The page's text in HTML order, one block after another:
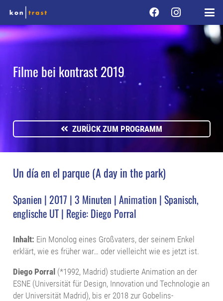
Filme bei kontrast 2019
ZURÜCK ZUM PROGRAMM
Un día en el parque (A day in the park)
Spanien | 2017 | 3 Minuten | Animation | Spanisch,
englische UT | Regie: Diego Porral
Inhalt: Ein Monolog eines Großvaters, der seinem Enkel
erklärt, wie es früher war… oder vielleicht wie es jetzt ist.
Diego Porral(*1992, Madrid) studierte Animation an der
ESNE (Universität für Design, Innovation und Technologie an
der Universität Madrid), bis er 2018 zur Gobelins-